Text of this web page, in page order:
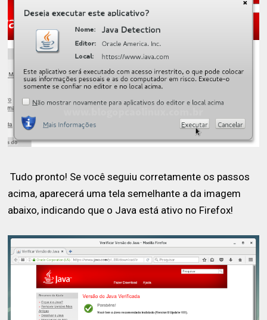
Tudo pronto! Se você seguiu corretamente os passos
acima, aparecerá uma tela semelhante a da imagem
abaixo, indicando que o Java está ativo no Firefox!